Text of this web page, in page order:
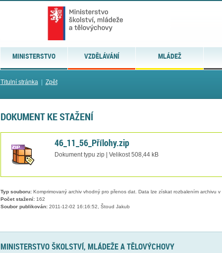
MINISTERSTVO VZDĚLÁVÁNÍ MLÁDEŽ
Titulní stránka| Zpět
DOKUMENT KE STAŽENÍ
46_11_56_Přílohy.zip
Dokument typu zip | Velikost 508,44 kB
Typ souboru:Komprimovaný archiv vhodný pro přenos dat. Data lze získat rozbalením archivu
Počet stažení:162
Soubor publikován:2011-12-02 16:16:52, Štoud Jakub
MINISTERSTVO ŠKOLSTVÍ, MLÁDEŽE A TĚLOVÝCHOVY